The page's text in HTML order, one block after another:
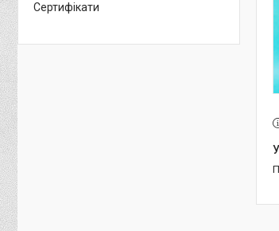
Сертифікати